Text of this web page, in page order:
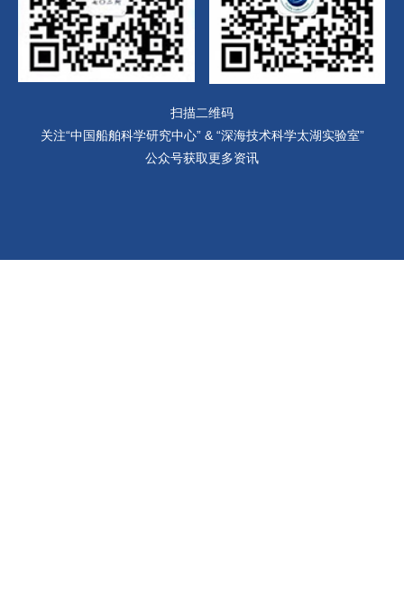
扫描二维码
关注“中国船舶科学研究中心” & “深海技术科学太湖实验室”
公众号获取更多资讯